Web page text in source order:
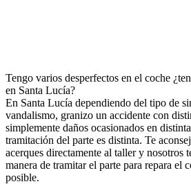
Tengo varios desperfectos en el coche
en Santa Lucía?
En Santa Lucía dependiendo del tipo de
vandalismo, granizo un accidente con
simplemente daños ocasionados en
tramitación del parte es distinta. Te
acerques directamente al taller y nosotros
manera de tramitar el parte para repara el
posible.